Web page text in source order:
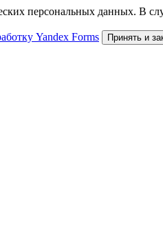
персональных данных. В
Yandex Forms Принять и